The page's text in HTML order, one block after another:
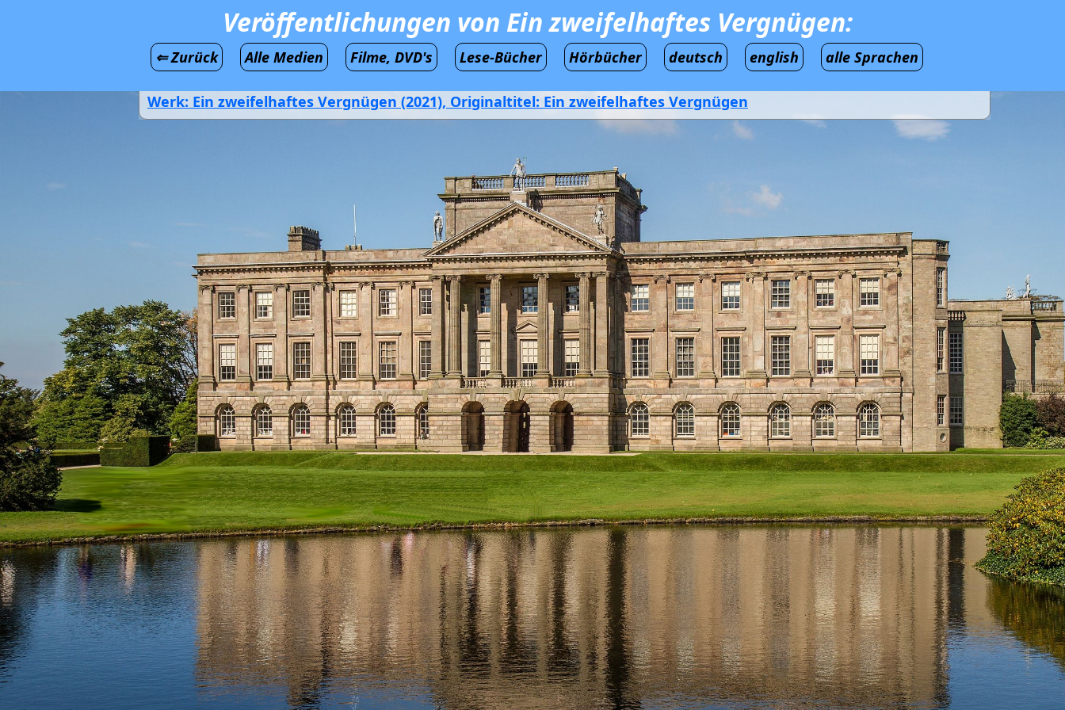
Veröffentlichungen von Ein zweifelhaftes Vergnügen:
⇐ Zurück Alle Medien Filme, DVD's Lese-Bücher Hörbücher deutsch english alle Sprachen
Werk: Ein zweifelhaftes Vergnügen (2021), Originaltitel: Ein zweifelhaftes Vergnügen